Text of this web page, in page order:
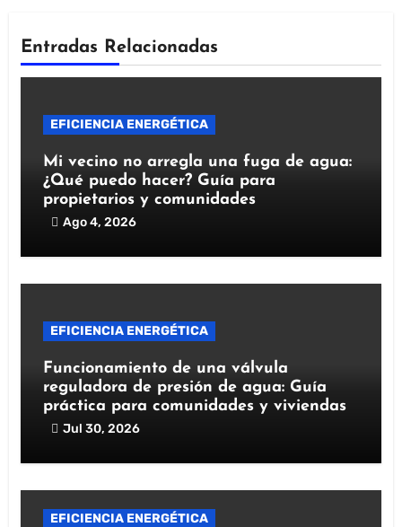
Entradas Relacionadas
EFICIENCIA ENERGÉTICA
Mi vecino no arregla una fuga de agua:
¿Qué puedo hacer? Guía para
propietarios y comunidades
Ago 4, 2026
EFICIENCIA ENERGÉTICA
Funcionamiento de una válvula
reguladora de presión de agua: Guía
práctica para comunidades y viviendas
Jul 30, 2026
EFICIENCIA ENERGÉTICA